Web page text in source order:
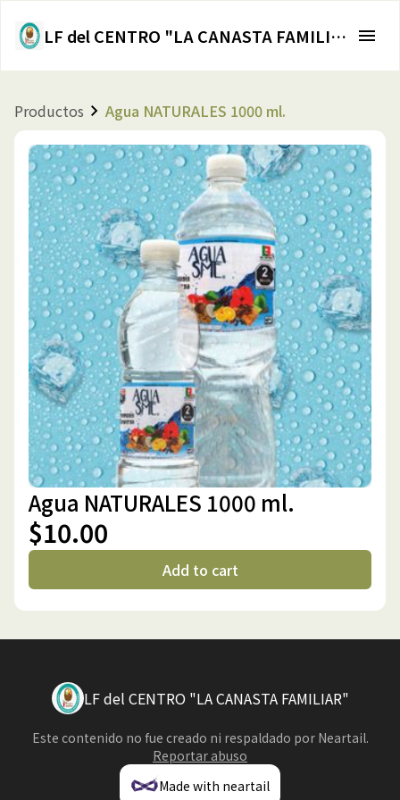
LF del CENTRO "LA CANASTA FAMILIAR"
Productos Agua NATURALES 1000 ml.
Agua NATURALES 1000 ml.
$10.00
Add to cart
LF del CENTRO "LA CANASTA FAMILIAR"
Este contenido no fue creado ni respaldado por Neartail.
Reportar abuso
Made with neartail